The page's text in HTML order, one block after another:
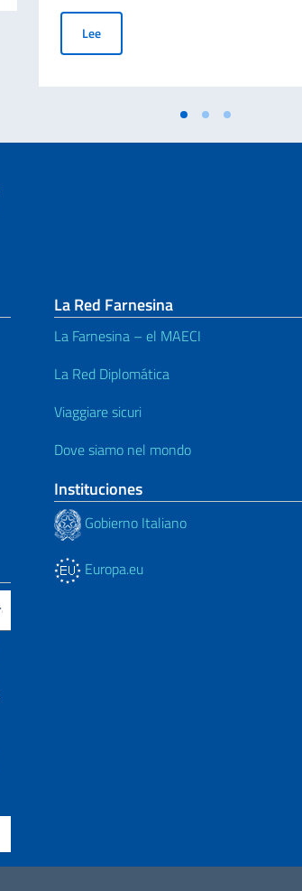
LeeGoverno della Repubblica
La Red Farnesina
La Farnesina – el MAECI
La Red Diplomática
Viaggiare sicuri
Dove siamo nel mondo
Instituciones
Gobierno Italiano
Europa.eu